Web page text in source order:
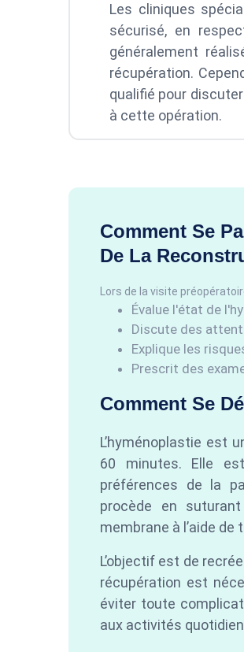
Les cliniques
sécurisé, en
généralement
récupération.
qualifié pour
à cette opération.
Comment Se
De La
Lors de la visite
Évalue l'état de
Discute des
Explique les
Prescrit des
Comment Se
L’hyménoplastie est
60 minutes. Elle
préférences de la
procède en
membrane à l’aide
L’objectif est de
récupération est
éviter toute
aux activités